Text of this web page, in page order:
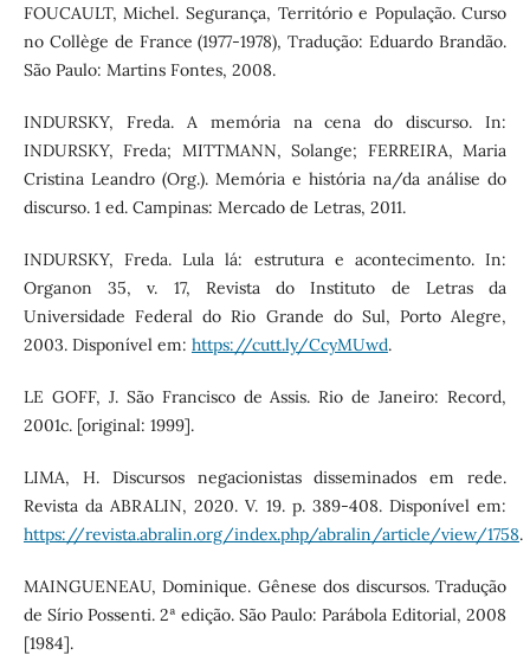
FOUCAULT, Michel. Segurança, Território e População. Curso
no Collège de France (1977-1978), Tradução: Eduardo Brandão.
São Paulo: Martins Fontes, 2008.
INDURSKY, Freda. A memória na cena do discurso. In:
INDURSKY, Freda; MITTMANN, Solange; FERREIRA, Maria
Cristina Leandro (Org.). Memória e história na/da análise do
discurso. 1 ed. Campinas: Mercado de Letras, 2011.
INDURSKY, Freda. Lula lá: estrutura e acontecimento. In:
Organon 35, v. 17, Revista do Instituto de Letras da
Universidade Federal do Rio Grande do Sul, Porto Alegre,
2003. Disponível em: https://cutt.ly/CcyMUwd.
LE GOFF, J. São Francisco de Assis. Rio de Janeiro: Record,
2001c. [original: 1999].
LIMA, H. Discursos negacionistas disseminados em rede.
Revista da ABRALIN, 2020. V. 19. p. 389-408. Disponível em:
https://revista.abralin.org/index.php/abralin/article/view/1758.
MAINGUENEAU, Dominique. Gênese dos discursos. Tradução
de Sírio Possenti. 2ª edição. São Paulo: Parábola Editorial, 2008
[1984].